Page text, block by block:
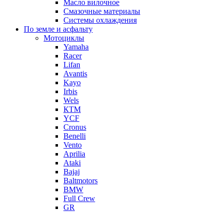
Масло вилочное
Смазочные материалы
Системы охлаждения
По земле и асфальту
Мотоциклы
Yamaha
Racer
Lifan
Avantis
Kayo
Irbis
Wels
КТМ
YCF
Cronus
Benelli
Vento
Aprilia
Ataki
Bajaj
Baltmotors
BMW
Full Crew
GR